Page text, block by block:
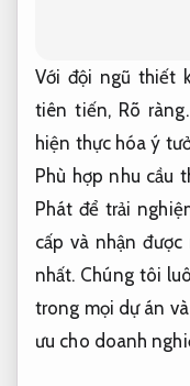
Với đội ngũ thiết
tiên tiến, Rõ ràng.
hiện thực hóa ý
Phù hợp nhu cầu
Phát để trải
cấp và nhận
nhất. Chúng tôi
trong mọi dự án
ưu cho doanh